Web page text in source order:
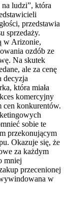
ludzi”, która
przedstawia
sprzedaży.
w Arizonie,
ozdób ze
Na skutek
ale za cenę
decyzja
która miała
komercyjny
cen konkurentów.
sobie te
przekonującym
Okazuje się, że
za każdym
mniej
przecenionej
w